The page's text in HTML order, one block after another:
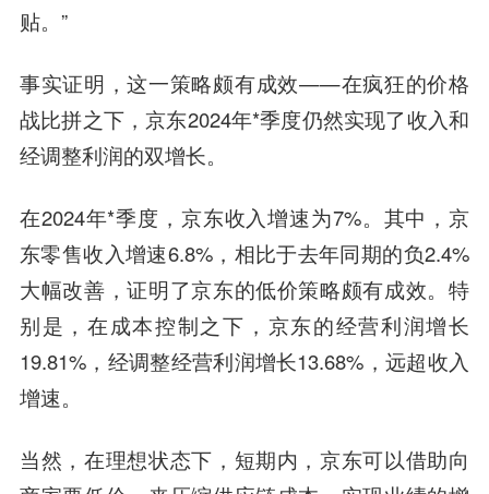
贴。”
事实证明，这一策略颇有成效——在疯狂的价格
战比拼之下，京东2024年*季度仍然实现了收入和
经调整利润的双增长。
在2024年*季度，京东收入增速为7%。其中，京
东零售收入增速6.8%，相比于去年同期的负2.4%
大幅改善，证明了京东的低价策略颇有成效。特
别是，在成本控制之下，京东的经营利润增长
19.81%，经调整经营利润增长13.68%，远超收入
增速。
当然，在理想状态下，短期内，京东可以借助向